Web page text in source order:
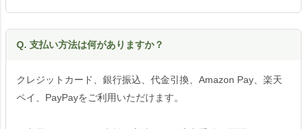
Q. 支払い方法は何がありますか？
クレジットカード、銀行振込、代金引換、Amazon Pay、楽天
ペイ、PayPayをご利用いただけます。